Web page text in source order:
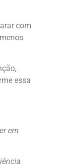
com
essa
em